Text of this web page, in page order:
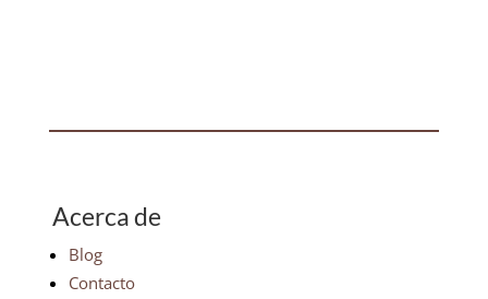
Acerca de
Blog
Contacto